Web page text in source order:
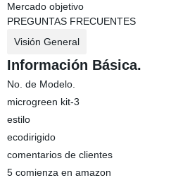
Mercado objetivo
PREGUNTAS FRECUENTES
Visión General
Información Básica.
No. de Modelo.
microgreen kit-3
estilo
ecodirigido
comentarios de clientes
5 comienza en amazon